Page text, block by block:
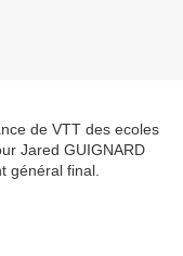
de VTT des ecoles
Jared GUIGNARD
général final.